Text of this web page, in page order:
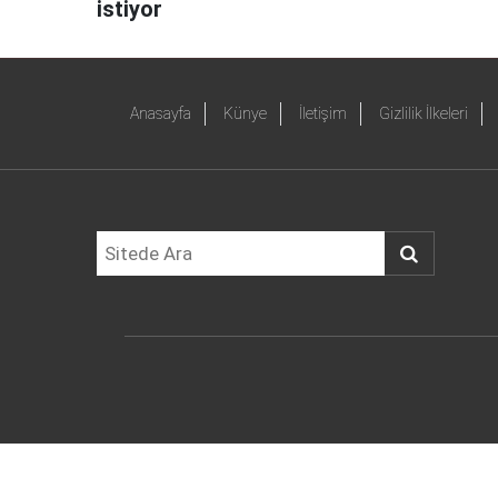
istiyor
Anasayfa Künye İletişim Gizlilik İlkeleri